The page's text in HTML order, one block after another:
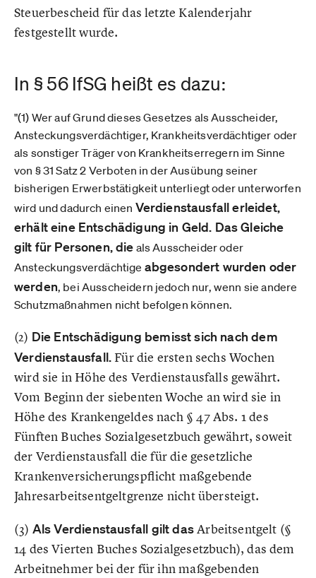
Steuerbescheid für das letzte Kalenderjahr
festgestellt wurde.
In § 56 IfSG heißt es dazu:
"(1) Wer auf Grund dieses Gesetzes als Ausscheider,
Ansteckungsverdächtiger, Krankheitsverdächtiger oder
als sonstiger Träger von Krankheitserregern im Sinne
von § 31 Satz 2 Verboten in der Ausübung seiner
bisherigen Erwerbstätigkeit unterliegt oder unterworfen
wird und dadurch einen Verdienstausfall erleidet,
erhält eine Entschädigung in Geld. Das Gleiche
gilt für Personen, die als Ausscheider oder
Ansteckungsverdächtige abgesondert wurden oder
werden, bei Ausscheidern jedoch nur, wenn sie andere
Schutzmaßnahmen nicht befolgen können.
(2) Die Entschädigung bemisst sich nach dem
Verdienstausfall. Für die ersten sechs Wochen
wird sie in Höhe des Verdienstausfalls gewährt.
Vom Beginn der siebenten Woche an wird sie in
Höhe des Krankengeldes nach § 47 Abs. 1 des
Fünften Buches Sozialgesetzbuch gewährt, soweit
der Verdienstausfall die für die gesetzliche
Krankenversicherungspflicht maßgebende
Jahresarbeitsentgeltgrenze nicht übersteigt.
(3) Als Verdienstausfall gilt dasArbeitsentgelt (§
14 des Vierten Buches Sozialgesetzbuch), das dem
Arbeitnehmer bei der für ihn maßgebenden